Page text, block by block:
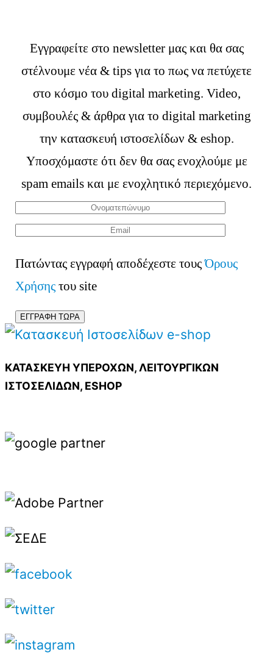
Εγγραφείτε στο newsletter μας και θα σας
στέλνουμε νέα & tips για το πως να πετύχετε
στο κόσμο του digital marketing. Video,
συμβουλές & άρθρα για το digital marketing
την κατασκευή ιστοσελίδων & eshop.
Υποσχόμαστε ότι δεν θα σας ενοχλούμε με
spam emails και με ενοχλητικό περιεχόμενο.
Πατώντας εγγραφή αποδέχεστε τουςΌρους
Χρήσηςτου site
ΚΑΤΑΣΚΕΥΗ ΥΠΕΡΟΧΩΝ, ΛΕΙΤΟΥΡΓΙΚΩΝ
ΙΣΤΟΣΕΛΙΔΩΝ, ESHOP